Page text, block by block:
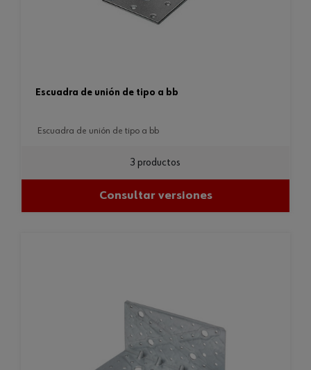
escuadra de unión de tipo a bb
escuadra de unión de tipo a bb
3 productos
Consultar versiones